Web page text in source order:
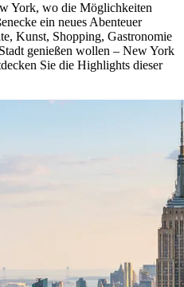
York, wo die Möglichkeiten
ein neues Abenteuer
Kunst, Shopping, Gastronomie
genießen wollen – New York
Sie die Highlights dieser